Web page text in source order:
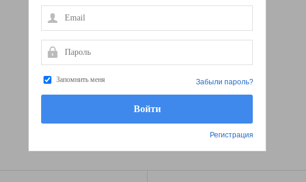
Email
Пароль
Запомнить меня
Регистрация
Забыли пароль?